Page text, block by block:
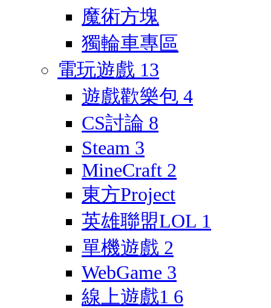
魔術方塊
獨輪車專區
電玩遊戲 13
遊戲歡樂包 4
CS討論 8
Steam 3
MineCraft 2
東方Project
英雄聯盟LOL 1
單機遊戲 2
WebGame 3
線上遊戲1 6